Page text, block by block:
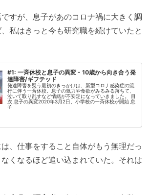
すが、息子があのコロナ禍に大きく調
私はきっと今も研究職を続けていたと
#1: 一斉休校と息子の異変 - 10歳から向き合う発
達障害/ギフテッド
発達障害を疑う最初のきっかけは、新型コロナ感染症の流
行に伴う一斉休校。息子の気力や食欲がみるみる落ちて、
泣いて取り乱すなど情緒が不安定になっていきました。 目
次 息子の異変2020年3月2日、小学校の一斉休校が開始 息
子
、仕事をすること自体がもう無理だっ
くなるほど追い込まれていた。それは